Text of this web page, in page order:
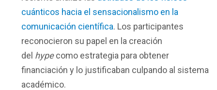
cuánticos hacia el sensacionalismo en la
comunicación científica. Los participantes
reconocieron su papel en la creación
del hypecomo estrategia para obtener
financiación y lo justificaban culpando al sistema
académico.